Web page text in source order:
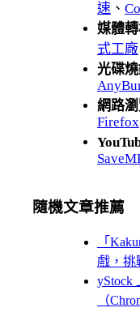
速 、
媒體轉
式工廠
光碟燒
網路瀏
Firefox
隨機文章推薦
「
戲，挑
yStock
（